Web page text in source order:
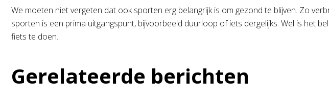
We moeten niet vergeten dat ook sporten erg belangrijk is om gezond te blijven. Zo
sporten is een prima uitgangspunt, bijvoorbeeld duurloop of iets dergelijks. Wel is het
fiets te doen.
Gerelateerde berichten